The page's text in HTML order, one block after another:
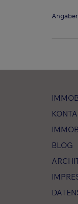
BLOG